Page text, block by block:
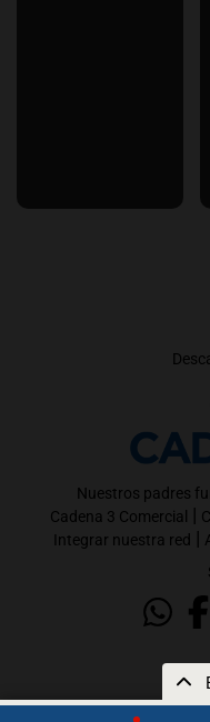
Nuestros padres
Cadena 3 Comercial |
Integrar nuestra red |